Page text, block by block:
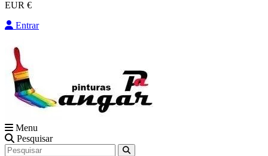
EUR €
Entrar
Menu
Pesquisar